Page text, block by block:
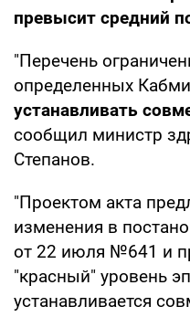
превысит средний
"Перечень
определенных
устанавливать
сообщил министр
Степанов.
"Проектом акта
изменения в
от 22 июля №641 и
"красный" уровень
устанавливается